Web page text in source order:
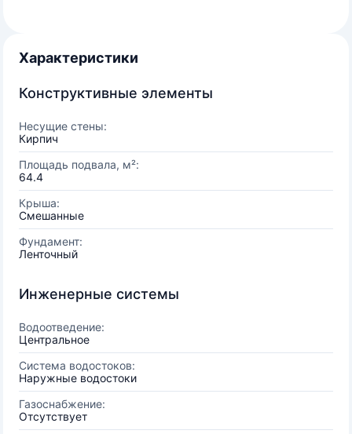
Характеристики
Конструктивные элементы
Несущие стены:
Кирпич
Площадь подвала, м²:
64.4
Крыша:
Смешанные
Фундамент:
Ленточный
Инженерные системы
Водоотведение:
Центральное
Система водостоков:
Наружные водостоки
Газоснабжение:
Отсутствует